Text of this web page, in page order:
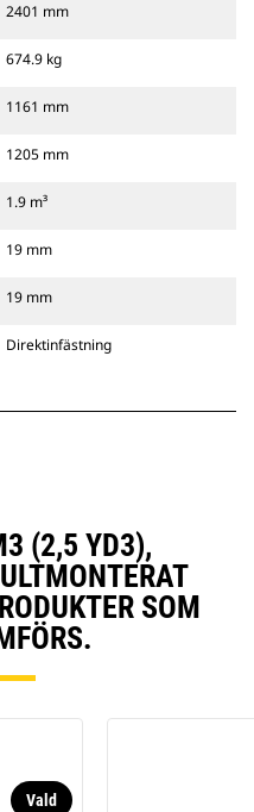
2401 mm
674.9 kg
1161 mm
1205 mm
1.9 m³
19 mm
19 mm
Direktinfästning
(2,5 YD3),
SOM
Vald